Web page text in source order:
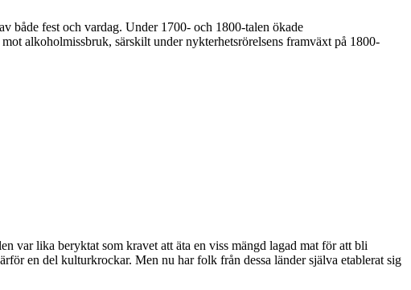
både fest och vardag. Under 1700- och 1800-talen ökade
alkoholmissbruk, särskilt under nykterhetsrörelsens framväxt på 1800-
var lika beryktat som kravet att äta en viss mängd lagad mat för att bli
en del kulturkrockar. Men nu har folk från dessa länder själva etablerat sig